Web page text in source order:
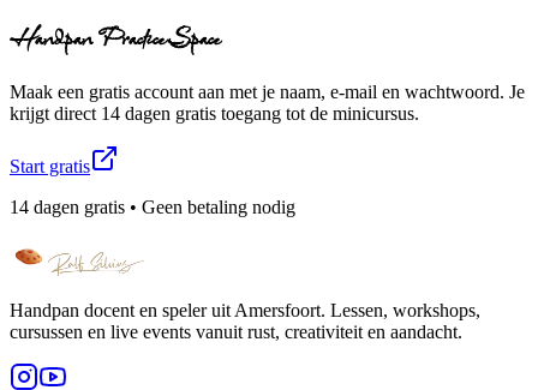
Handpan Practice Space
Maak een gratis account aan met je naam, e-mail en wachtwoord. Je
krijgt direct 14 dagen gratis toegang tot de minicursus.
Start gratis
14 dagen gratis • Geen betaling nodig
Handpan docent en speler uit Amersfoort. Lessen, workshops,
cursussen en live events vanuit rust, creativiteit en aandacht.